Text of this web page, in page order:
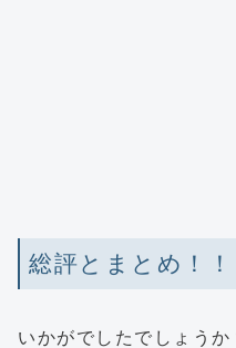
総評とまとめ！！
いかがでしたでしょう